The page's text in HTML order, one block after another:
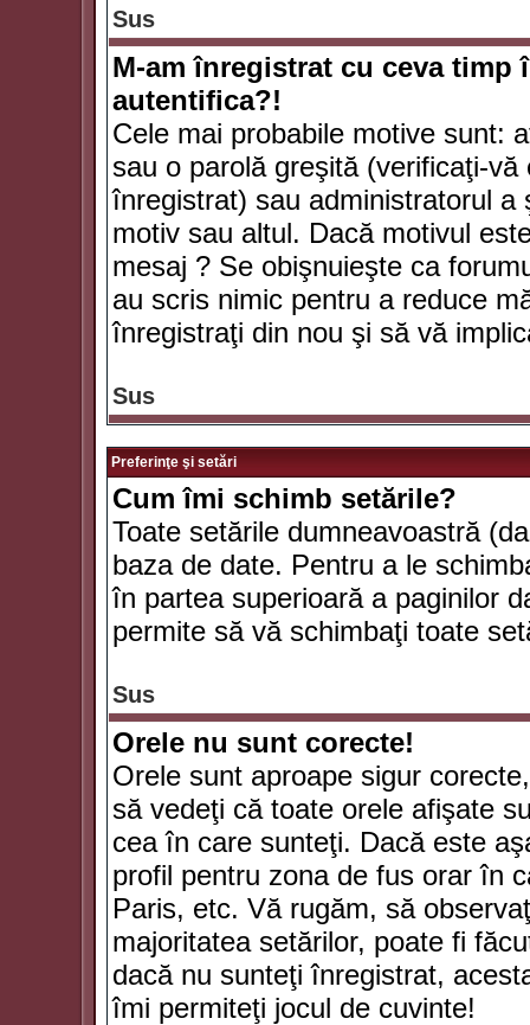
Sus
M-am înregistrat cu ceva timp
autentifica?!
Cele mai probabile motive sunt:
sau o parolă greşită (verificaţi-
înregistrat) sau administratorul
motiv sau altul. Dacă motivul
mesaj ? Se obişnuieşte ca
au scris nimic pentru a reduce
înregistraţi din nou şi să vă
Sus
Preferinţe şi setări
Cum îmi schimb setările?
Toate setările dumneavoastră
baza de date. Pentru a le
în partea superioară a paginilor
permite să vă schimbaţi toate
Sus
Orele nu sunt corecte!
Orele sunt aproape sigur
să vedeţi că toate orele afişate
cea în care sunteţi. Dacă este
profil pentru zona de fus orar în
Paris, etc. Vă rugăm, să
majoritatea setărilor, poate fi
dacă nu sunteţi înregistrat,
îmi permiteţi jocul de cuvinte!